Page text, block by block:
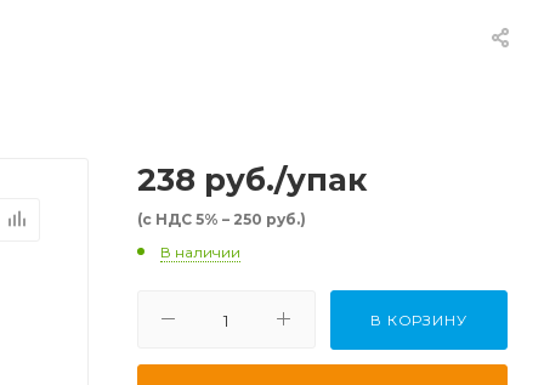
238 руб./упак
(с НДС 5% – 250 руб.)
В наличии
В КОРЗИНУ